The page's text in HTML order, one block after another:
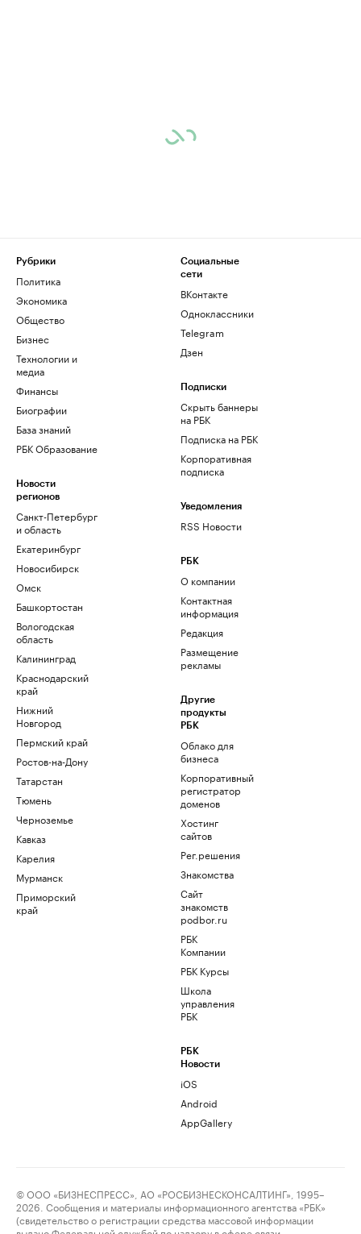
Рубрики
Политика
Экономика
Общество
Бизнес
Технологии и
медиа
Финансы
Биографии
База знаний
РБК Образование
Новости
регионов
Санкт-Петербург
и область
Екатеринбург
Новосибирск
Омск
Башкортостан
Вологодская
область
Калининград
Краснодарский
край
Нижний
Новгород
Пермский край
Ростов-на-Дону
Татарстан
Тюмень
Черноземье
Кавказ
Карелия
Мурманск
Приморский
край
Социальные
сети
ВКонтакте
Одноклассники
Telegram
Дзен
Подписки
Скрыть баннеры
на РБК
Подписка на РБК
Корпоративная
подписка
Уведомления
RSS Новости
РБК
О компании
Контактная
информация
Редакция
Размещение
рекламы
Другие
продукты
РБК
Облако для
бизнеса
Корпоративный
регистратор
доменов
Хостинг
сайтов
Рег.решения
Знакомства
Сайт
знакомств
podbor.ru
РБК
Компании
РБК Курсы
Школа
управления
РБК
РБК
Новости
iOS
Android
AppGallery
© ООО «БИЗНЕСПРЕСС», АО «РОСБИЗНЕСКОНСАЛТИНГ», 1995–
2026. Сообщения и материалы информационного агентства «РБК»
(свидетельство о регистрации средства массовой информации